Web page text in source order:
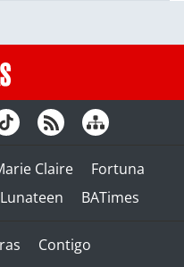
Claire
Fortuna
Lunateen BATimes
Contigo